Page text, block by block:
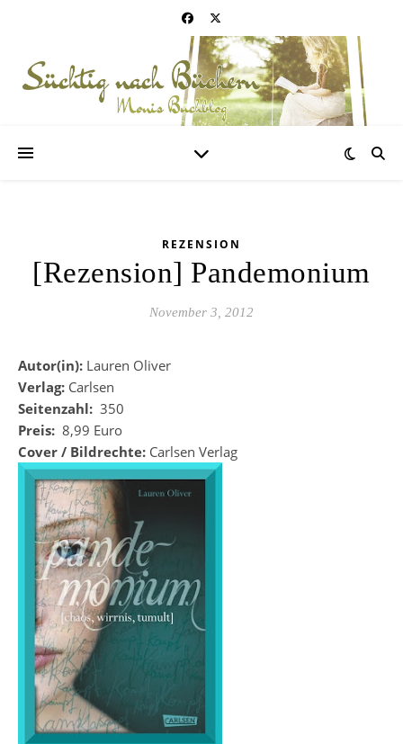
REZENSION
[Rezension] Pandemonium
November 3, 2012
Autor(in): Lauren Oliver
Verlag: Carlsen
Seitenzahl: 350
Preis: 8,99 Euro
Cover / Bildrechte: Carlsen Verlag